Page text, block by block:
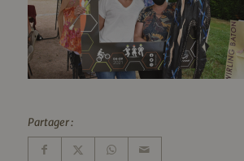
Partager :